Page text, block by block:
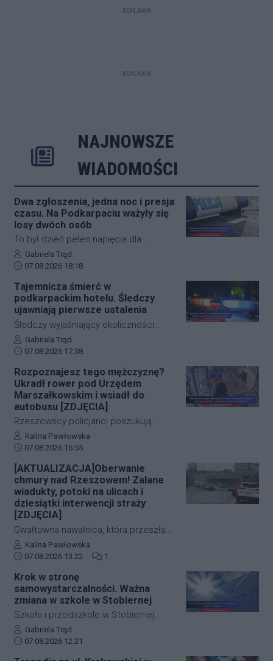
REKLAMA
REKLAMA
NAJNOWSZE
WIADOMOŚCI
Dwa zgłoszenia, jedna noc i presja
czasu. Na Podkarpaciu ważyły się
losy dwóch osób
To był dzień pełen napięcia dla
funkcjonariuszy z powiatu niżańskiego.
W ciągu zaledwie kilkunastu godzin
służby ratunkowe musiały
przeprowadzić dwie niezależne,
intensywne akcje poszukiwawcze. W
obu przypadkach chodziło o ludzkie
życie, a kluczową rolę odegrał czas.
Dzięki błyskawicznej mobilizacji policji,
nowoczesnej technologii, obie historie
zakończyły się szczęśliwie.
Autor artykułu:
Gabriela Trąd
Data dodania artykułu:
07.08.2026 18:18
Tajemnicza śmierć w
podkarpackim hotelu. Śledczy
ujawniają pierwsze ustalenia
Śledczy wyjaśniający okoliczności
tragicznego zdarzenia na terenie
jednego z sanockich hoteli dysponują
sądowych. Z przeprowadzonej sekcji
zwłok 37-letniego mężczyzny wynika,
że na tym etapie postępowania nic nie
wskazuje na udział osób trzecich.
Autor artykułu:
Gabriela Trąd
Data dodania artykułu:
07.08.2026 17:38
Rozpoznajesz tego mężczyznę?
Ukradł rower pod Urzędem
Marszałkowskim i wsiadł do
autobusu [ZDJĘCIA]
Rzeszowscy policjanci poszukują
sprawcy kradzieży roweru marki Kross
o wartości około 1500 złotych. Do
zdarzenia doszło w ścisłym centrum
miasta – pod Urzędem
Marszałkowskim przy al. Cieplińskiego.
Złodziej ze skradzionym jednośladem
wsiadł do autobusu MPK linii 28. Jego
wizerunek zarejestrowały kamery
monitoringu, a policja apeluje o pomoc
w identyfikacji mężczyzny.
Autor artykułu:
Kalina Pawłowska
Data dodania artykułu:
07.08.2026 16:55
[AKTUALIZACJA]Oberwanie
chmury nad Rzeszowem! Zalane
wiadukty, potoki na ulicach i
dziesiątki interwencji straży
[ZDJĘCIA]
Gwałtowna nawałnica, która przeszła
nad Rzeszowem tuż po godzinie 12:00,
w kilka minut sparaliżowała ruch w
rwące potoki ulice, zalane wiadukty i
wybijające studzienki kanalizacyjne
odcięły od świata kluczowe arterie.
Podkarpaccy strażacy wyjeżdżali do
akcji już blisko 70 razy! Mamy dla Was
Autor artykułu:
Kalina Pawłowska
Data dodania artykułu:
07.08.2026 13:22 Liczba komentarzy artykułu:
1
Krok w stronę
samowystarczalności. Ważna
zmiana w szkole w Stobiernej
Szkoła i przedszkole w Stobiernej
przejdą technologiczną transformację,
która znacząco wpłynie na budżet
Autor artykułu:
Gabriela Trąd
Data dodania artykułu:
07.08.2026 12:21